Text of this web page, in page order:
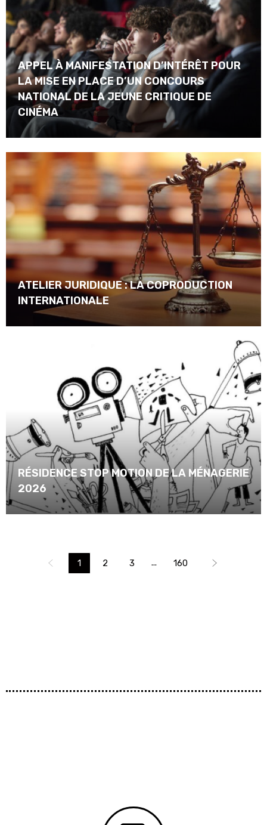
APPEL À MANIFESTATION D’INTÉRÊT POUR
LA MISE EN PLACE D’UN CONCOURS
NATIONAL DE LA JEUNE CRITIQUE DE
CINÉMA
ATELIER JURIDIQUE : LA COPRODUCTION
INTERNATIONALE
RÉSIDENCE STOP MOTION DE LA MÉNAGERIE
2026
1 2 3 ... 160